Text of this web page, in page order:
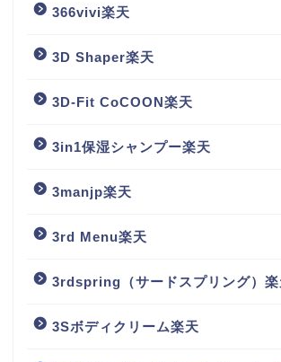
366vivi楽天
3D Shaper楽天
3D-Fit CoCOON楽天
3in1保湿シャンプー楽天
3manjp楽天
3rd Menu楽天
3rdspring（サードスプリング）楽
3Sボディクリーム楽天